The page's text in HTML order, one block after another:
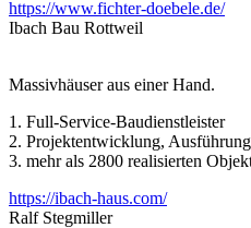
https://www.fichter-doebele.de/
Ibach Bau Rottweil
Massivhäuser aus einer Hand.
1. Full-Service-Baudienstleister
2. Projektentwicklung,
3. mehr als 2800 realisierten
https://ibach-haus.com/
Ralf Stegmiller